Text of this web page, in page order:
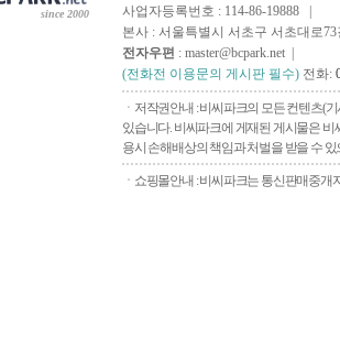
since 2000
사업자등록번호 : 114-86-19888 |
본사 : 서울특별시 서초구 서초대로73
전자우편 : master@bcpark.net |
(전화전 이용문의 게시판 필수) 전화:
ㆍ저작권안내 : 비씨파크의 모든 컨텐츠(
있습니다. 비씨파크에 게재된 게시물은
용시 손해배상의 책임과 처벌을 받을 수
ㆍ쇼핑몰안내 : 비씨파크는 통신판매중개